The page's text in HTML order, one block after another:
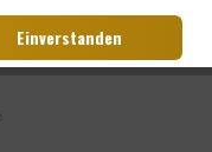
Einverstanden